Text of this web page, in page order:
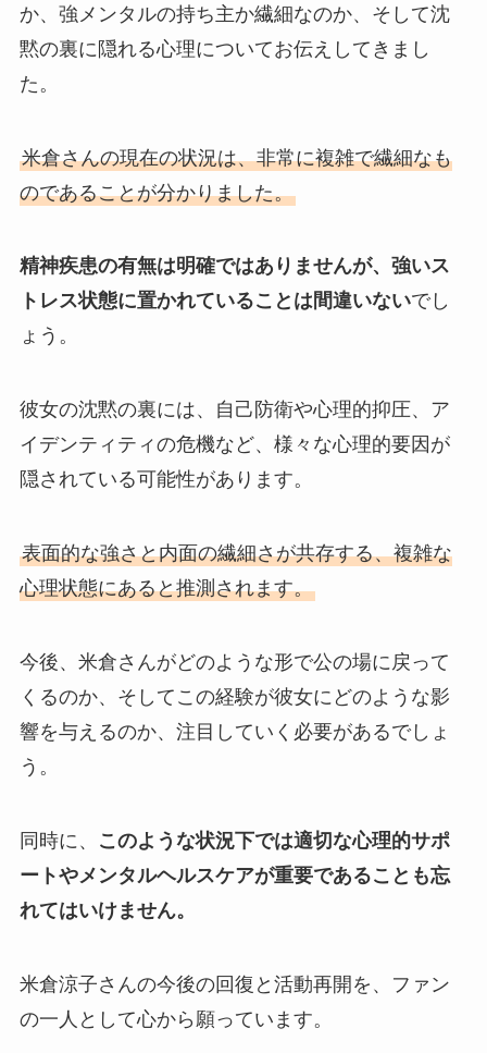
か、強メンタルの持ち主か繊細なのか、そして沈
黙の裏に隠れる心理についてお伝えしてきまし
た。
米倉さんの現在の状況は、非常に複雑で繊細なも
のであることが分かりました。
精神疾患の有無は明確ではありませんが、強いス
トレス状態に置かれていることは間違いないでし
ょう。
彼女の沈黙の裏には、自己防衛や心理的抑圧、ア
イデンティティの危機など、様々な心理的要因が
隠されている可能性があります。
表面的な強さと内面の繊細さが共存する、複雑な
心理状態にあると推測されます。
今後、米倉さんがどのような形で公の場に戻って
くるのか、そしてこの経験が彼女にどのような影
響を与えるのか、注目していく必要があるでしょ
う。
同時に、
このような状況下では適切な心理的サポ
ートやメンタルヘルスケアが重要であることも忘
れてはいけません。
米倉涼子さんの今後の回復と活動再開を、ファン
の一人として心から願っています。